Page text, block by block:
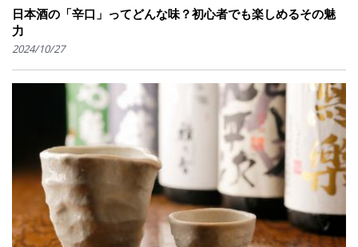
日本酒の「辛口」ってどんな味？初心者でも楽しめるその魅
力
2024/10/27